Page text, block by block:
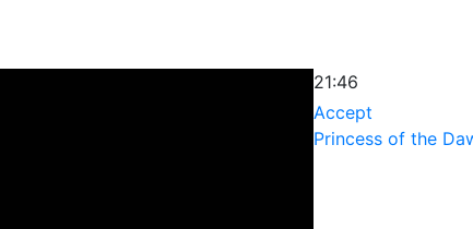
21:46
Accept
Princess of the